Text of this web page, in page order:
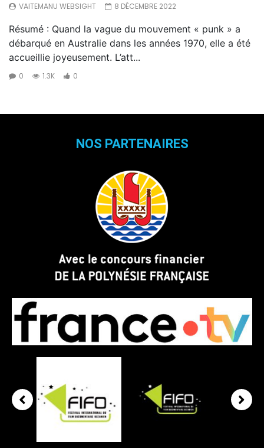
VAITEMANU WEBSIGHT 8 DÉCEMBRE 2022
Résumé : Quand la vague du mouvement « punk » a
débarqué en Australie dans les années 1970, elle a été
accueillie joyeusement. L’att...
0 1.3K 0
NOS PARTENAIRES